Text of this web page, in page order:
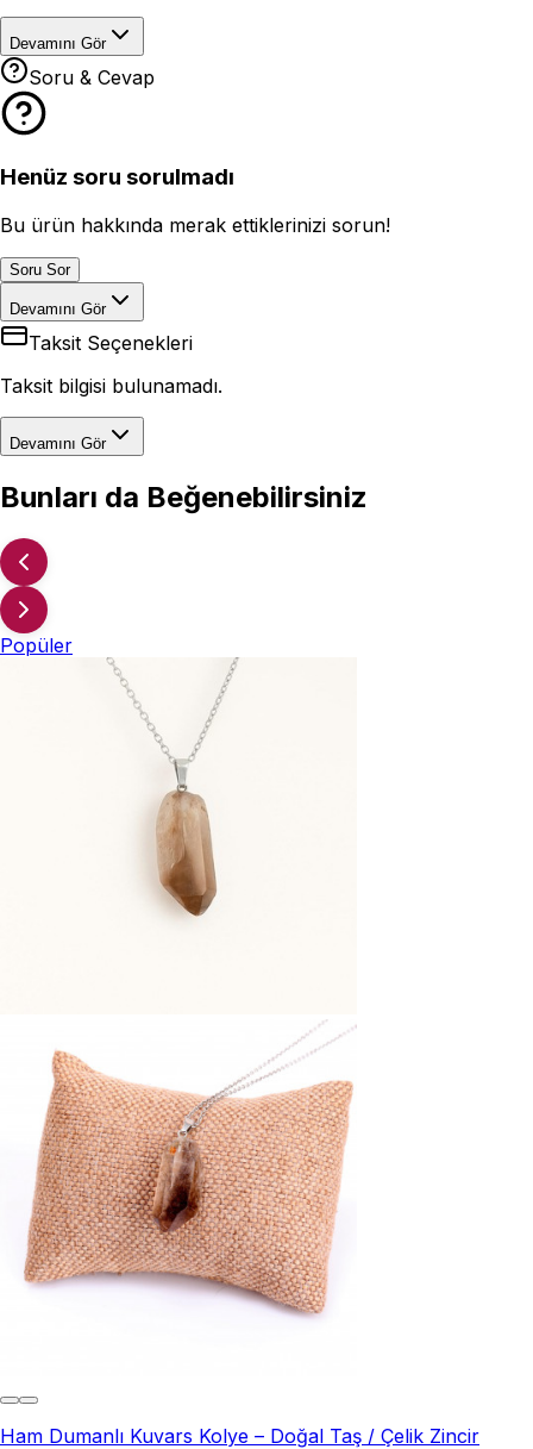
Devamını Gör
Soru & Cevap
Henüz soru sorulmadı
Bu ürün hakkında merak ettiklerinizi sorun!
Soru Sor
Devamını Gör
Taksit Seçenekleri
Taksit bilgisi bulunamadı.
Devamını Gör
Bunları da Beğenebilirsiniz
Popüler
Ham Dumanlı Kuvars Kolye – Doğal Taş / Çelik Zincir